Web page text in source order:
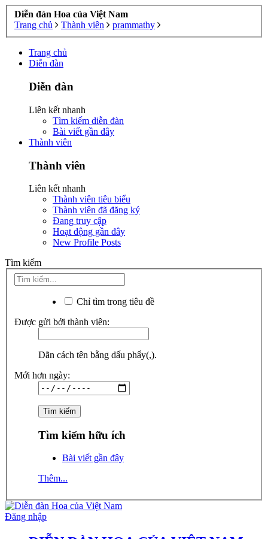
Diễn đàn Hoa của Việt Nam
Trang chủ
Thành viên prammathy
Trang chủ
Diễn đàn
Diễn đàn
Liên kết nhanh
Tìm kiếm diễn đàn
Bài viết gần đây
Thành viên
Thành viên
Liên kết nhanh
Thành viên tiêu biểu
Thành viên đã đăng ký
Đang truy cập
Hoạt động gần đây
New Profile Posts
Tìm kiếm
Chỉ tìm trong tiêu đề
Được gửi bởi thành viên:
Dãn cách tên bằng dấu phẩy(,).
Mới hơn ngày:
Tìm kiếm hữu ích
Bài viết gần đây
Thêm...
Đăng nhập